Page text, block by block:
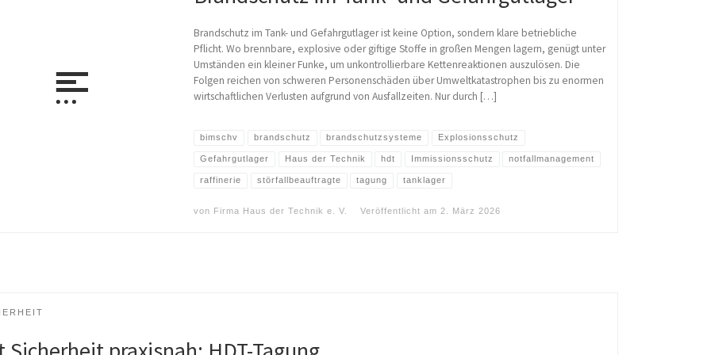
Brandschutz im Tank- und Gefahrgutlager ist keine Option, sondern klare betriebliche
Pflicht. Wo brennbare, explosive oder giftige Stoffe in großen Mengen lagern, genügt unter
Umständen ein kleiner Funke, um unkontrollierbare Kettenreaktionen auszulösen. Die
Folgen reichen von schweren Personenschäden über Umweltkatastrophen bis zu enormen
wirtschaftlichen Verlusten aufgrund von Ausfallzeiten. Nur durch […]
bimschv brandschutz brandschutzsysteme Explosionsschutz
Gefahrgutlager Haus der Technik hdt Immissionsschutz notfallmanagement
raffinerie störfallbeauftragte tagung tanklager
von Firma Haus der Technik e. V. Veröffentlicht am 2. März 2026